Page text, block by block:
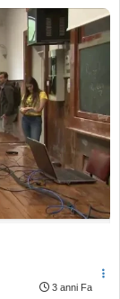
3 anni Fa